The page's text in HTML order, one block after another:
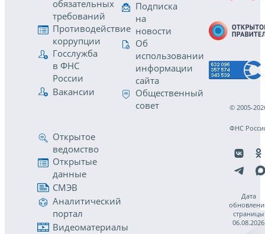
обязательных
требований
Противодействие
коррупции
Госслужба
в ФНС
России
Вакансии
Подписка
на
новости
Об
использовании
информации
сайта
Общественный
совет
Открытое
ведомство
Открытые
данные
СМЭВ
Аналитический
портал
Видеоматериалы
© 2005-
ФНС
Дата
страницы
06.08.2026